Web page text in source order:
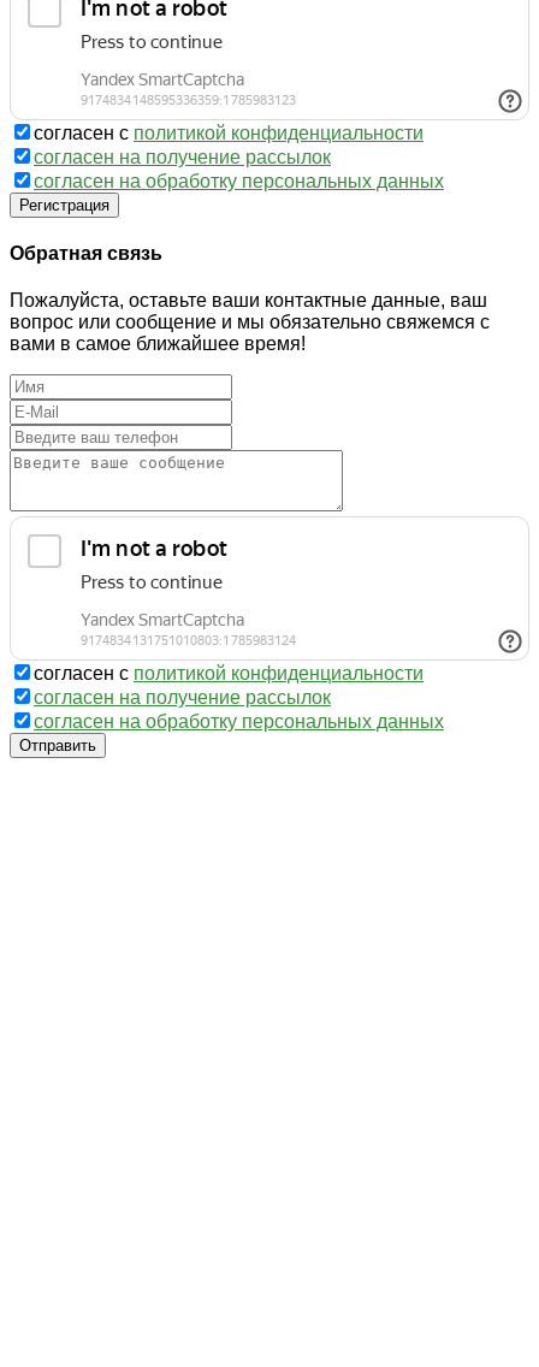
согласен с политикой конфиденциальности
согласен на получение рассылок
согласен на обработку персональных данных
Регистрация
Обратная связь
Пожалуйста, оставьте ваши контактные данные, ваш
вопрос или сообщение и мы обязательно свяжемся с
вами в самое ближайшее время!
согласен с политикой конфиденциальности
согласен на получение рассылок
согласен на обработку персональных данных
Отправить